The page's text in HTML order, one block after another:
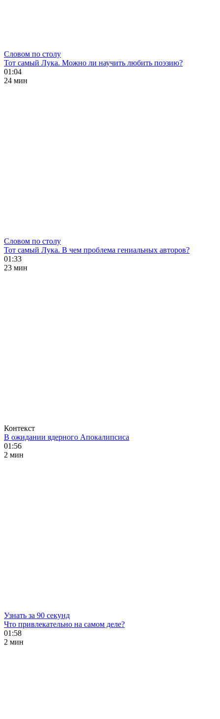
Словом по столу
Тот самый Лука. Можно ли научить любить поэзию?
01:04
24 мин
Словом по столу
Тот самый Лука. В чем проблема гениальных авторов?
01:33
23 мин
Контекст
В ожидании ядерного Апокалипсиса
01:56
2 мин
Узнать за 90 секунд
Что привлекательно на самом деле?
01:58
2 мин